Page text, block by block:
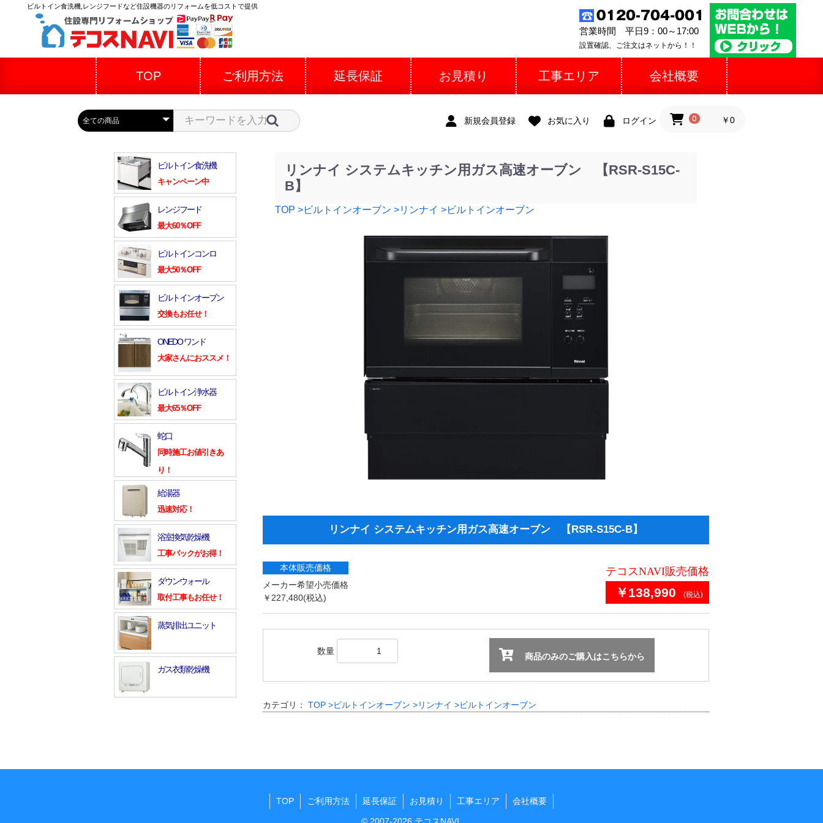
ビルトイン食洗機,レンジフードなど住設機器のリフォームを低コストで提供
営業時間 平日9：00～17:00
設置確認、ご注文はネットから！！
TOP ご利用方法 延長保証 お見積り 工事エリア 会社概要
新規会員登録 お気に入り ログイン 0 ￥0
ビルトイン食洗機
キャンペーン中
レンジフード
最大60％OFF
ビルトインコンロ
最大50％OFF
ビルトインオーブン
交換もお任せ！
ONEDO ワンド
大家さんにおススメ！
ビルトイン浄水器
最大65％OFF
蛇口
同時施工お値引きあ
り！
給湯器
迅速対応！
浴室換気乾燥機
工事パックがお得！
ダウンウォール
取付工事もお任せ！
蒸気排出ユニット
ガス衣類乾燥機
リンナイ システムキッチン用ガス高速オーブン 【RSR-S15C-
B】
TOP >ビルトインオーブン >リンナイ >ビルトインオーブン
リンナイ システムキッチン用ガス高速オーブン 【RSR-S15C-B】
本体販売価格
メーカー希望小売価格
￥227,480(税込)
テコスNAVI販売価格
￥138,990 (税込)
数量
商品のみのご購入はこちらから
カテゴリ： TOP >ビルトインオーブン >リンナイ >ビルトインオーブン
TOP ご利用方法 延長保証 お見積り 工事エリア 会社概要